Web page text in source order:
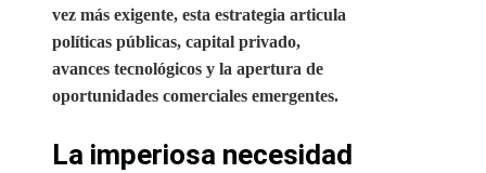
vez más exigente, esta estrategia articula
políticas públicas, capital privado,
avances tecnológicos y la apertura de
oportunidades comerciales emergentes.
La imperiosa necesidad